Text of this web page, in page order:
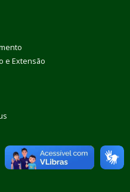
e Extensão